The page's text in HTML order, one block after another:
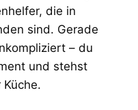
die in
sind. Gerade
– du
und stehst